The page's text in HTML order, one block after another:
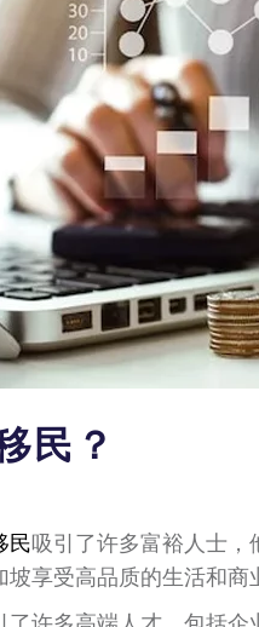
民？
民吸引了许多富裕人士
享受高品质的生活和商